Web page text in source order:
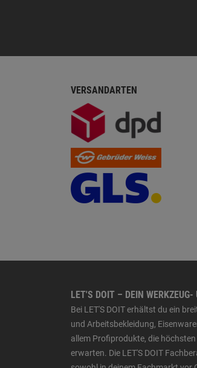
VERSANDARTEN
LET'S DOIT – DEIN
Bei LET'S DOIT erhältst du ein
und Arbeitsbekleidung,
allem Profiprodukte, die
erwarten. Die LET'S DOIT